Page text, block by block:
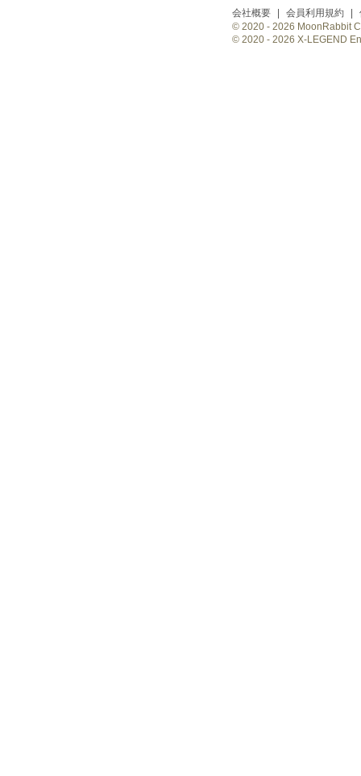
会社概要 会員利用規約
© 2020 - 2026 MoonRabbit
© 2020 - 2026 X-LEGEND